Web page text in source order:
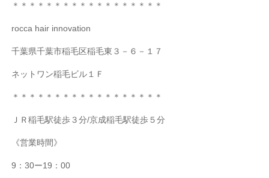
＊＊＊＊＊＊＊＊＊＊＊＊＊＊＊＊＊＊
rocca hair innovation
千葉県千葉市稲毛区稲毛東３－６－１７
ネットワン稲毛ビル１Ｆ
＊＊＊＊＊＊＊＊＊＊＊＊＊＊＊＊＊＊
ＪＲ稲毛駅徒歩３分/京成稲毛駅徒歩５分
《営業時間》
9：30ー19：00